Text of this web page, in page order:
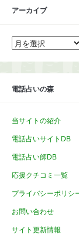
アーカイブ
ア
ー
イ
電話占いの森
当サイトの紹介
電話占いサイトDB
電話占い師DB
応援クチコミ一覧
プライバシーポリシ
お問い合わせ
サイト更新情報